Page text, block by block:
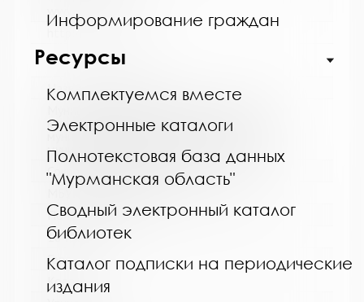
Информирование граждан
Ресурсы
Комплектуемся вместе
Электронные каталоги
Полнотекстовая база данных
"Мурманская область"
Сводный электронный каталог
библиотек
Каталог подписки на периодические
издания
www:
http://cbskanda.ru
Название библиотеки:
культуры "Кольская детская библиотека"
муниципального образования Кольский
муниципальный округ Мурманской области
Сокращенное название:
МБУК "Кольская детская библиотека"
Почтовый индекс:
184381
Город:
Кола